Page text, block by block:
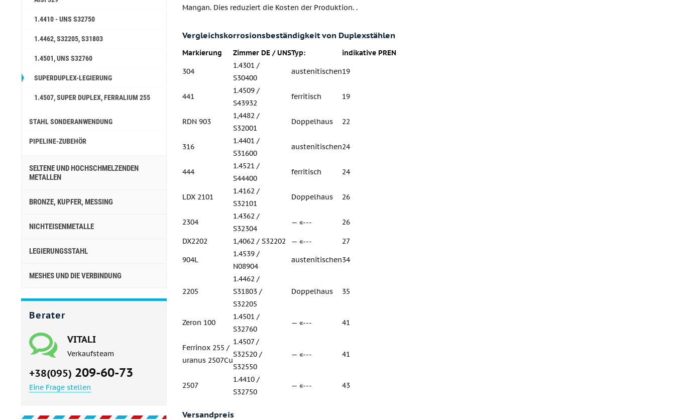
1.4410 - UNS S32750
1.4462, S32205, S31803
1.4501, UNS S32760
SUPERDUPLEX-LEGIERUNG
1.4507, SUPER DUPLEX, FERRALIUM 255
STAHL SONDERANWENDUNG
PIPELINE-ZUBEHÖR
SELTENE UND HOCHSCHMELZENDEN
METALLEN
BRONZE, KUPFER, MESSING
NICHTEISENMETALLE
LEGIERUNGSSTAHL
MESHES UND DIE VERBINDUNG
Berater
VITALI
Verkaufsteam
+38(095) 209-60-73
Eine Frage stellen
Mangan. Dies reduziert die Kosten der Produktion. .
Vergleichskorrosionsbeständigkeit von Duplexstählen
Markierung Zimmer DE / UNSTyp: indikative PREN
304
1.4301 /
S30400
austenitischen19
441
1.4509 /
S43932
ferritisch 19
RDN 903
1,4482 /
S32001
Doppelhaus 22
316
1.4401 /
S31600
austenitischen24
444
1.4521 /
S44400
ferritisch 24
LDX 2101
1.4162 /
S32101
Doppelhaus 26
2304
1.4362 /
S32304
— «--- 26
DX2202 1,4062 / S32202 — «--- 27
904L
1.4539 /
N08904
austenitischen34
2205
1.4462 /
S31803 /
S32205
Doppelhaus 35
Zeron 100
1.4501 /
S32760
— «--- 41
Ferrinox 255 /
uranus 2507Cu
1.4507 /
S32520 /
S32550
— «--- 41
2507
1.4410 /
S32750
— «--- 43
Versandpreis